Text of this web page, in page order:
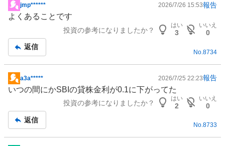
掲
示
事
jmp****** 2026/7/26 15:53報告
よくあることです
投資の参考になりましたか？
はい
3
いいえ
0
返信
No. 8734
掲
示
事
a3a***** 2026/7/25 22:23報告
いつの間にかSBIの貸株金利が0.1に下がってた
投資の参考になりましたか？
はい
2
いいえ
0
返信
No.8733